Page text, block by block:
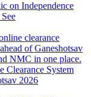
on Independence
System
2026